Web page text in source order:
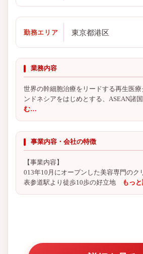
勤務エリア 東京都港区
業務内容
世界の幹細胞治療をリードする再生医
ンドネシアをはじめとする、ASEAN諸
む…
事業内容・会社の特徴
【事業内容】
013年10月にオープンした美容専門のク
表参道駅より徒歩10歩の好立地 もっ